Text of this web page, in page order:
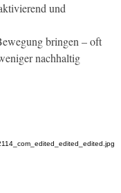
und
bringen – oft
nachhaltig